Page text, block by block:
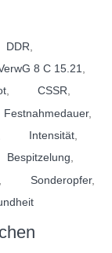
DDR
8 C 15.21
, CSSR,
Festnahmedauer,
Intensität
Bespitzelung,
Sonderopfer,